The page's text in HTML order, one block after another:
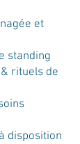
et
standing
rituels de
disposition